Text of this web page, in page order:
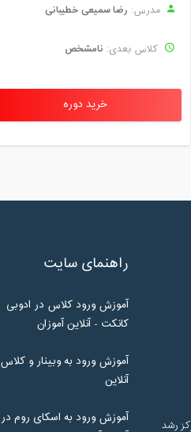
مدرس: رضا سمیعی خطیبانی
کلاس بعدی: نامشخص
خرید دوره
رشد
راهنمای سایت
آموزش ورود کلاس در ادوبی
کانکت - آنلاین آموزان
آموزش ورود به وبینار و کلاس
آنلاین
آموزش ورود به اسکای روم در